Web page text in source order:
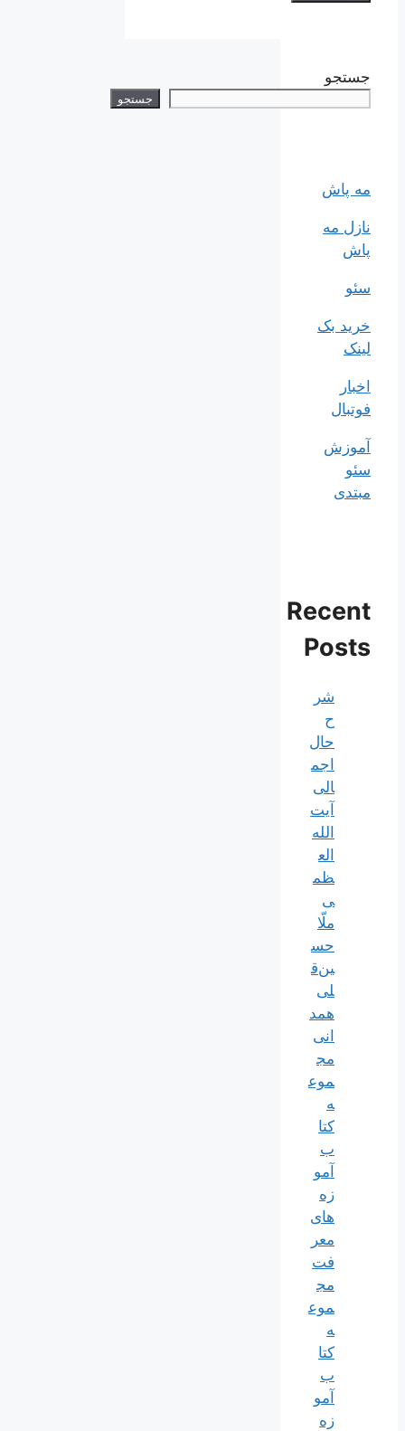
جستجو
جستجو
مه پاش
نازل مه
پاش
سئو
خرید بک
لینک
اخبار
فوتبال
آموزش
سئو
مبتدی
Recent
Posts
شر
ح
حال
اجم
الی
آیت‌
الله‌
الع
ظم
ی
ملّا
حس
ین‌ق
لی
همد
انی
مج
موع
ه
کتا
ب
آمو
زه
های
معر
فت
مج
موع
ه
کتا
ب
آمو
زه